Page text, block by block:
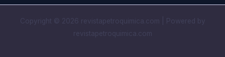
Copyright © 2026 revistapetroquimica.com | Powered by
revistapetroquimica.com